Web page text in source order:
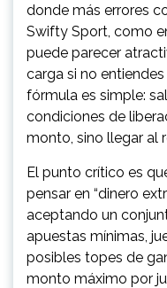
donde más errores
Swifty Sport, como
puede parecer
carga si no
fórmula es simple:
condiciones de
monto, sino llegar al
El punto crítico es
pensar en “dinero
aceptando un
apuestas mínimas,
posibles topes de
monto máximo por